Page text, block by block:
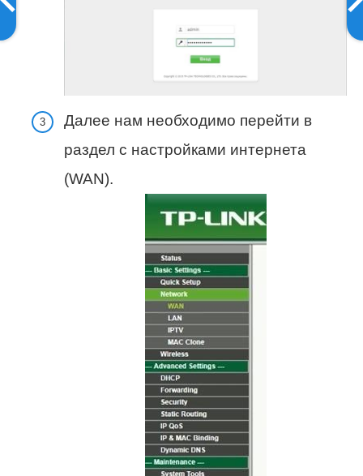
Далее нам необходимо перейти в
раздел с настройками интернета
(WAN).